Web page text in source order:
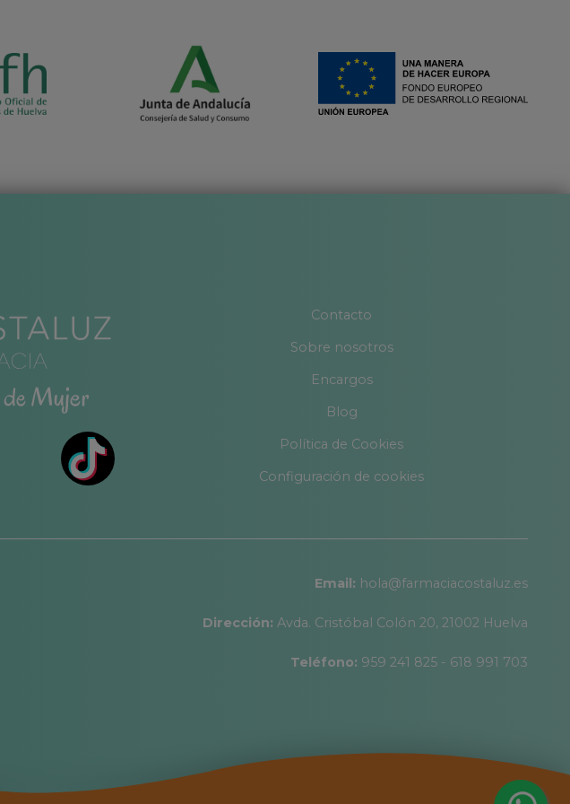
Contacto
Sobre nosotros
Encargos
Blog
Política de Cookies
Configuración de cookies
Email: hola@farmaciacostaluz.es
Dirección: Avda. Cristóbal Colón 20, 21002 Huelva
Teléfono: 959 241 825 - 618 991 703